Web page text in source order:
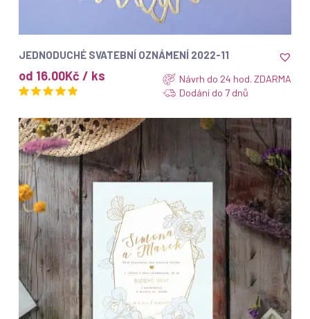
ZOBRAZIT
JEDNODUCHÉ SVATEBNÍ OZNÁMENÍ 2022-11
od 16.00Kč / ks
Návrh do 24 hod. ZDARMA
Dodání do 7 dnů